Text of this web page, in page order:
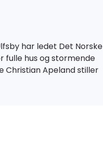
har ledet Det Norske
fulle hus og stormende
Christian Apeland stiller